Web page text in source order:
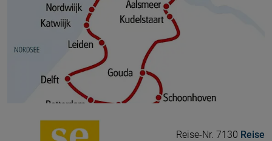
Reise-Nr. 7130 Reise